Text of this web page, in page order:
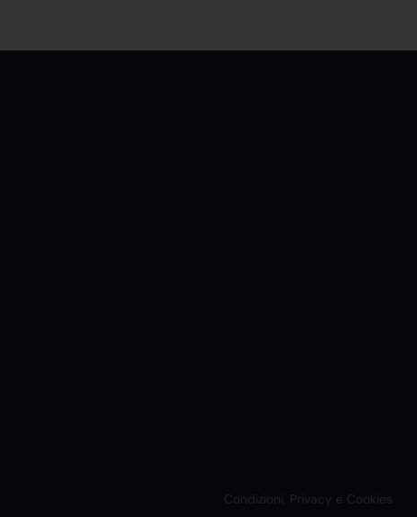
Condizioni, Privacy e Cookies